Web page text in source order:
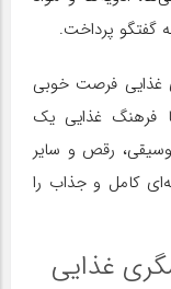
گفتگو پرداخت.
غذایی فرصت خوبی
فرهنگ غذایی یک
رقص و سایر
کامل و جذاب را
غذایی